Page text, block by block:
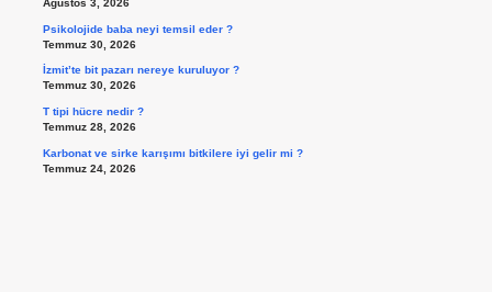
Ağustos 3, 2026
Psikolojide baba neyi temsil eder ?
Temmuz 30, 2026
İzmit’te bit pazarı nereye kuruluyor ?
Temmuz 30, 2026
T tipi hücre nedir ?
Temmuz 28, 2026
Karbonat ve sirke karışımı bitkilere iyi gelir mi ?
Temmuz 24, 2026